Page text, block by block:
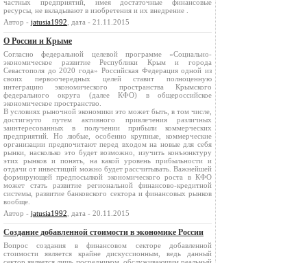
частных предприятий, имея достаточные финансовые
ресурсы, не вкладывают в изобретения и их внедрение .
Автор - jatusia1992 , дата - 21.11.2015
О России и Крыме
Согласно федеральной целевой программе «Социально-
экономическое развитие Республики Крым и города
Севастополя до 2020 года» Российская Федерация одной из
своих первоочередных целей ставит полноценную
интеграцию экономического пространства Крымского
федерального округа (далее КФО) в общероссийское
экономическое пространство.
В условиях рыночной экономики это может быть, в том числе,
достигнуто путем активного привлечения различных
заинтересованных в получении прибыли коммерческих
предприятий. Но любые, особенно крупные, коммерческие
организации предпочитают перед входом на новые для себя
рынки, насколько это будет возможно, изучить конъюнктуру
этих рынков и понять, на какой уровень прибыльности и
отдачи от инвестиций можно будет рассчитывать. Важнейшей
формирующей предпосылкой экономического роста в КФО
может стать развитие региональной финансово-кредитной
системы, развитие банковского сектора и финансовых рынков
вообще.
Автор - jatusia1992 , дата - 20.11.2015
Создание добавленной стоимости в экономике России
Вопрос создания в финансовом секторе добавленной
стоимости является крайне дискуссионным, ведь данный